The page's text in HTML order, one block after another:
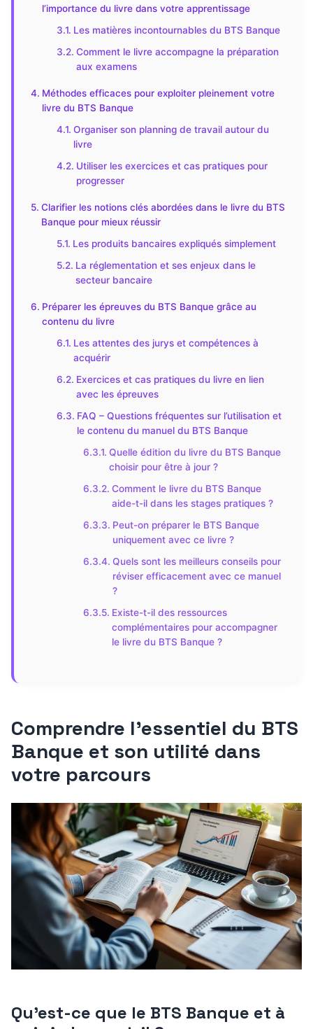
l’importance du livre dans votre apprentissage
Les matières incontournables du BTS Banque
Comment le livre accompagne la préparation
aux examens
Méthodes efficaces pour exploiter pleinement votre
livre du BTS Banque
Organiser son planning de travail autour du
livre
Utiliser les exercices et cas pratiques pour
progresser
Clarifier les notions clés abordées dans le livre du BTS
Banque pour mieux réussir
Les produits bancaires expliqués simplement
La réglementation et ses enjeux dans le
secteur bancaire
Préparer les épreuves du BTS Banque grâce au
contenu du livre
Les attentes des jurys et compétences à
acquérir
Exercices et cas pratiques du livre en lien
avec les épreuves
FAQ – Questions fréquentes sur l’utilisation et
le contenu du manuel du BTS Banque
Quelle édition du livre du BTS Banque
choisir pour être à jour ?
Comment le livre du BTS Banque
aide-t-il dans les stages pratiques ?
Peut-on préparer le BTS Banque
uniquement avec ce livre ?
Quels sont les meilleurs conseils pour
réviser efficacement avec ce manuel
?
Existe-t-il des ressources
complémentaires pour accompagner
le livre du BTS Banque ?
Comprendre l’essentiel du BTS
Banque et son utilité dans
votre parcours
Qu’est-ce que le BTS Banque et à